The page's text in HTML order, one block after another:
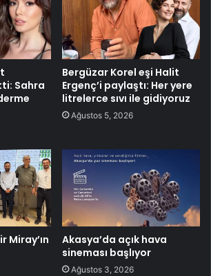
Sahra
Bergüzar Korel eşi Halit
Ergenç’i paylaştı: Her yere
litrelerce sıvı ile gidiyoruz
Ağustos 5, 2026
Miray’ın
Akasya’da açık hava
sineması başlıyor
Ağustos 3, 2026